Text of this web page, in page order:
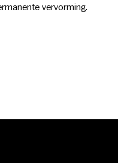
vervorming.